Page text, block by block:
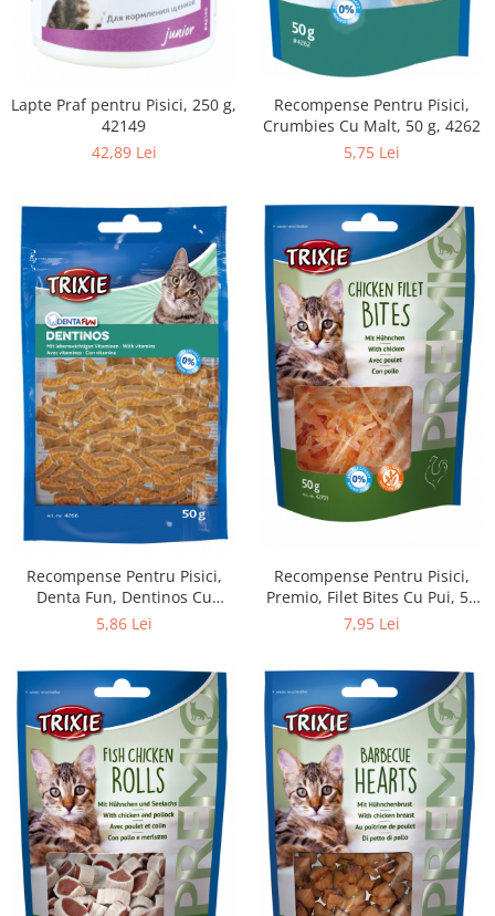
Lapte Praf pentru Pisici, 250 g,
42149
42,89 Lei
Recompense Pentru Pisici,
Crumbies Cu Malt, 50 g, 4262
5,75 Lei
Recompense Pentru Pisici,
Denta Fun, Dentinos Cu
Vitamine, 50 g, 4266
5,86 Lei
Recompense Pentru Pisici,
Premio, Filet Bites Cu Pui, 50
g, 42701
7,95 Lei